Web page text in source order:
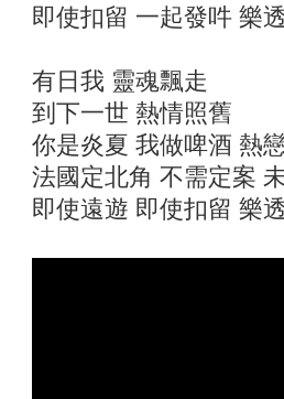
即使扣留 一起發吽 樂
有日我 靈魂飄走
到下一世 熱情照舊
你是炎夏 我做啤酒 熱
法國定北角 不需定案
即使遠遊 即使扣留 樂